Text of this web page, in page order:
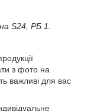
S24, РБ 1.
з фото на
важливі для вас